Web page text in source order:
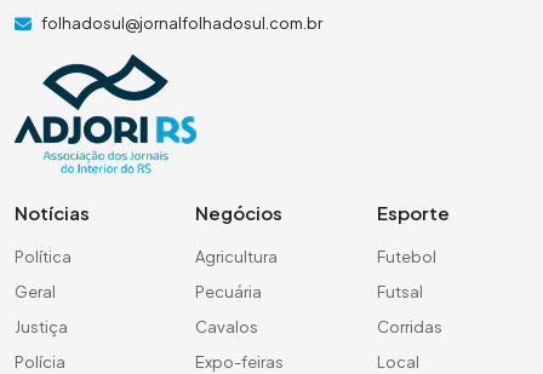
folhadosul@jornalfolhadosul.com.br
Notícias
Política
Geral
Justiça
Polícia
Negócios
Agricultura
Pecuária
Cavalos
Expo-feiras
Esporte
Futebol
Futsal
Corridas
Local